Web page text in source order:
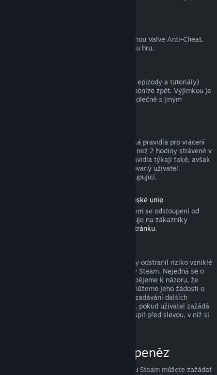
Pokud je uživatel ve hře zabanován ochranou Valve Anti-Cheat,
přichází o právo na vrácení peněz za danou hru.
Za videa (tedy filmy, krátké filmy, seriály, epizody a tutoriály)
zakoupená ve službě Steam nelze získat peníze zpět. Výjimkou je
případ, kdy bylo video součástí balíčku společně s jiným
Na neaktivované dárky se vztahují klasická pravidla pro vrácení
peněz (tedy 14 dnů od zakoupení a méně než 2 hodiny strávené v
produktu). Aktivovaných dárků se tato pravidla týkají také, avšak
žádost o vrácení peněz musí zadat obdarovaný uživatel.
Prostředky použité k nákupu získá zpět kupující.
Odstoupení od smlouvy podle práva Evropské unie
Pokud se chcete dozvědět, jakým způsobem se odstoupení od
smlouvy podle práva Evropské unie vztahuje na zákazníky
tuto stránku.
Systém vracení peněz byl navržen tak, aby odstranil riziko vzniklé
při nakupování produktů v obchodě služby Steam. Nejedná se o
způsob, jak získat hry zdarma! Pokud dospějeme k názoru, že
některý uživatel tento systém zneužívá, můžeme jeho žádosti o
vrácení peněz zamítnout a znemožnit mu zadávání dalších
žádostí. Za zneužití nepovažujeme případ, pokud uživatel zažádá
o vrácení peněz za produkt, který si zakoupil před slevou, v níž si
Jak zažádat o vrácení peněz
O vrácení peněz či jinou pomoc se službou Steam můžete zažádat